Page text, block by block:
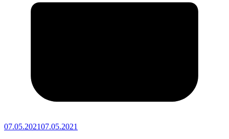
07.05.202107.05.2021